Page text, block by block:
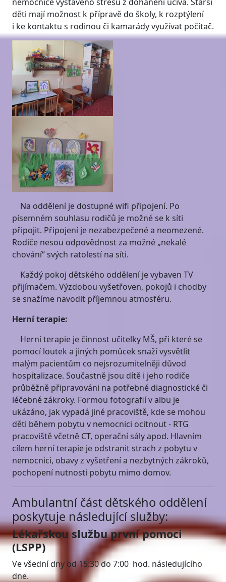
děti mají možnost k přípravě do školy, k rozptýlení
i ke kontaktu s rodinou či kamarády využívat počítač.
Na oddělení je dostupné wifi připojení. Po
písemném souhlasu rodičů je možné se k síti
připojit. Připojení je nezabezpečené a neomezené.
Rodiče nesou odpovědnost za možné „nekalé
chování“ svých ratolestí na síti.
Každý pokoj dětského oddělení je vybaven TV
přijímačem. Výzdobou vyšetřoven, pokojů i chodby
se snažíme navodit příjemnou atmosféru.
Herní terapie:
Herní terapie je činnost učitelky MŠ, při které se
pomocí loutek a jiných pomůcek snaží vysvětlit
malým pacientům co nejsrozumitelněji důvod
hospitalizace. Součastně jsou dítě i jeho rodiče
průběžně připravováni na potřebné diagnostické či
léčebné zákroky. Formou fotografií v albu je
ukázáno, jak vypadá jiné pracoviště, kde se mohou
děti během pobytu v nemocnici ocitnout - RTG
pracoviště včetně CT, operační sály apod. Hlavním
cílem herní terapie je odstranit strach z pobytu v
nemocnici, obavy z vyšetření a nezbytných zákroků,
pochopení nutnosti pobytu mimo domov.
Ambulantní část dětského oddělení
poskytuje následující služby:
Lékařskou službu první pomoci
(LSPP)
Ve všední dny od 15:30 do 7:00 hod. následujícího
dne.